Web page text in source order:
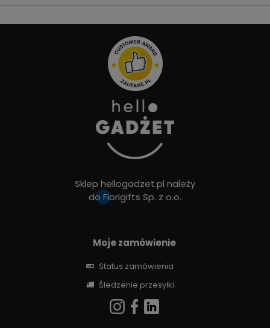
Sklep hellogadzet.pl należy
do Fiorigifts Sp. z o.o.
Moje zamówienie
Status zamówienia
Śledzenie przesyłki